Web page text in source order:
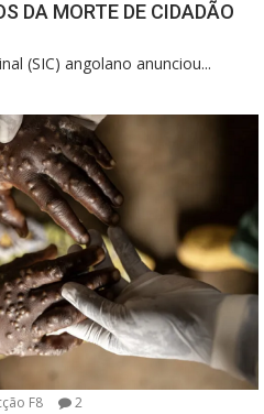
DA MORTE DE CIDADÃO
(SIC) angolano anunciou...
F8 2